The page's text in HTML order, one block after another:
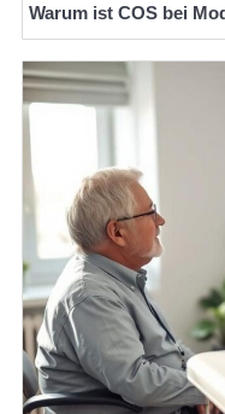
Warum ist COS bei